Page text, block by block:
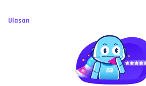
berlaku di atas. No refund atas kesalahan murni
Ulasan